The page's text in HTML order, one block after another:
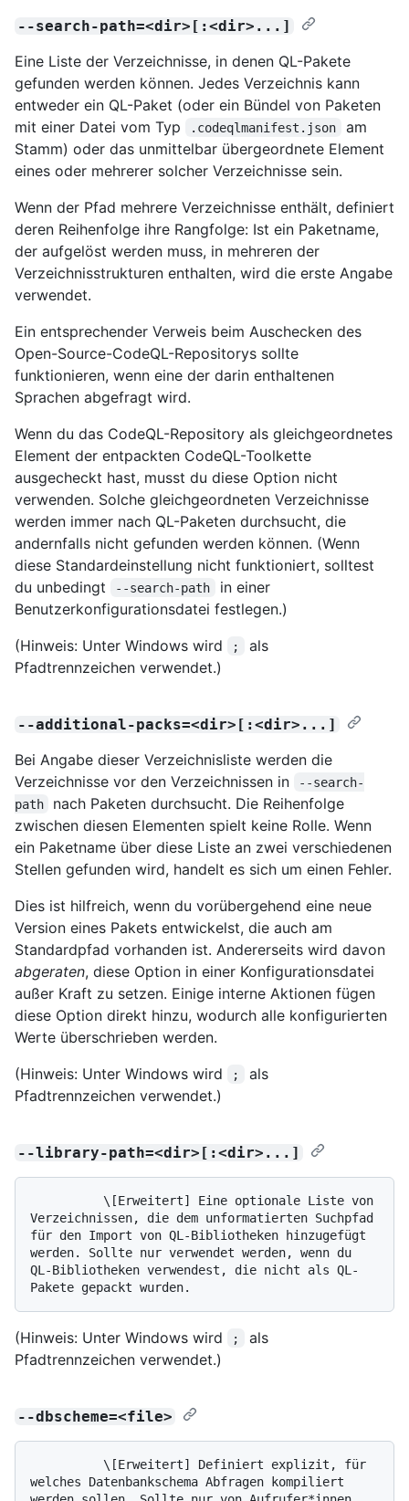
--search-path=<dir>[:<dir>...]
Eine Liste der Verzeichnisse, in denen QL-Pakete
gefunden werden können. Jedes Verzeichnis kann
entweder ein QL-Paket (oder ein Bündel von Paketen
mit einer Datei vom Typ
.codeqlmanifest.json
am
Stamm) oder das unmittelbar übergeordnete Element
eines oder mehrerer solcher Verzeichnisse sein.
Wenn der Pfad mehrere Verzeichnisse enthält, definiert
deren Reihenfolge ihre Rangfolge: Ist ein Paketname,
der aufgelöst werden muss, in mehreren der
Verzeichnisstrukturen enthalten, wird die erste Angabe
verwendet.
Ein entsprechender Verweis beim Auschecken des
Open-Source-CodeQL-Repositorys sollte
funktionieren, wenn eine der darin enthaltenen
Sprachen abgefragt wird.
Wenn du das CodeQL-Repository als gleichgeordnetes
Element der entpackten CodeQL-Toolkette
ausgecheckt hast, musst du diese Option nicht
verwenden. Solche gleichgeordneten Verzeichnisse
werden immer nach QL-Paketen durchsucht, die
andernfalls nicht gefunden werden können. (Wenn
diese Standardeinstellung nicht funktioniert, solltest
du unbedingt
--search-path
in einer
Benutzerkonfigurationsdatei festlegen.)
(Hinweis: Unter Windows wird
;
als
Pfadtrennzeichen verwendet.)
--additional-packs=<dir>[:<dir>...]
Bei Angabe dieser Verzeichnisliste werden die
Verzeichnisse vor den Verzeichnissen in
--search-
path
nach Paketen durchsucht. Die Reihenfolge
zwischen diesen Elementen spielt keine Rolle. Wenn
ein Paketname über diese Liste an zwei verschiedenen
Stellen gefunden wird, handelt es sich um einen Fehler.
Dies ist hilfreich, wenn du vorübergehend eine neue
Version eines Pakets entwickelst, die auch am
Standardpfad vorhanden ist. Andererseits wird davon
abgeraten, diese Option in einer Konfigurationsdatei
außer Kraft zu setzen. Einige interne Aktionen fügen
diese Option direkt hinzu, wodurch alle konfigurierten
Werte überschrieben werden.
(Hinweis: Unter Windows wird
;
als
Pfadtrennzeichen verwendet.)
--library-path=<dir>[:<dir>...]
Verzeichnissen, die dem unformatierten Suchpfad
für den Import von QL-Bibliotheken hinzugefügt
werden. Sollte nur verwendet werden, wenn du
QL-Bibliotheken verwendest, die nicht als QL-
(Hinweis: Unter Windows wird ;
als
Pfadtrennzeichen verwendet.)
--dbscheme=<file>
welches Datenbankschema Abfragen kompiliert